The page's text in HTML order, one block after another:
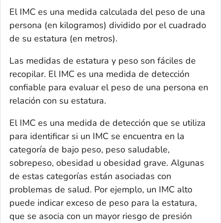
El IMC es una medida calculada del peso de una
persona (en kilogramos) dividido por el cuadrado
de su estatura (en metros).
Las medidas de estatura y peso son fáciles de
recopilar. El IMC es una medida de detección
confiable para evaluar el peso de una persona en
relación con su estatura.
El IMC es una medida de detección que se utiliza
para identificar si un IMC se encuentra en la
categoría de bajo peso, peso saludable,
sobrepeso, obesidad u obesidad grave. Algunas
de estas categorías están asociadas con
problemas de salud. Por ejemplo, un IMC alto
puede indicar exceso de peso para la estatura,
que se asocia con un mayor riesgo de presión